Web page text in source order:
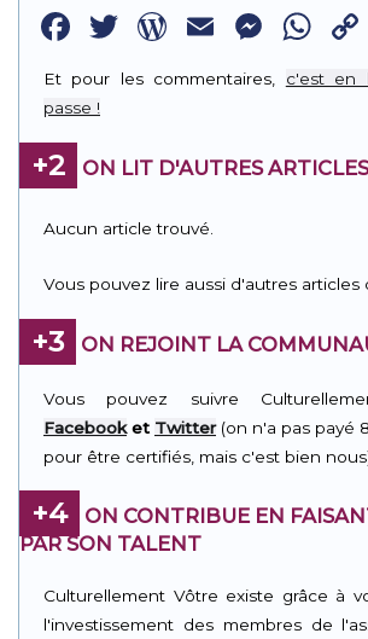
Facebook
Twitter
WordPress
Email
Et pour les commentaires, c'est en
passe !
+2 ON LIT D'AUTRES ARTICLES
Aucun article trouvé.
Vous pouvez lire aussi d'autres articles
+3 ON REJOINT LA
Vous pouvez suivre
Facebooket Twitter(on n'a pas payé
pour être certifiés, mais c'est bien
+4
ON CONTRIBUE EN
PAR SON TALENT
Culturellement Vôtre existe grâce à
l'investissement des membres de